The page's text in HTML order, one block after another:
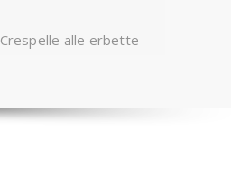
Crespelle alle erbette